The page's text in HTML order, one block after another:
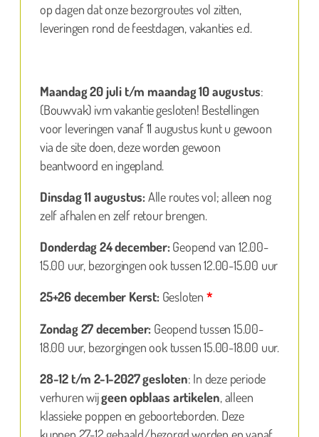
op dagen dat onze bezorgroutes vol zitten,
leveringen rond de feestdagen, vakanties e.d.
Maandag 20 juli t/m maandag 10 augustus:
(Bouwvak) ivm vakantie gesloten! Bestellingen
voor leveringen vanaf 11 augustus kunt u gewoon
via de site doen, deze worden gewoon
beantwoord en ingepland.
Dinsdag 11 augustus:Alle routes vol; alleen nog
zelf afhalen en zelf retour brengen.
Donderdag 24 december:Geopend van 12.00-
15.00 uur, bezorgingen ook tussen 12.00-15.00 uur
25+26 december Kerst:Gesloten *
Zondag 27 december: Geopend tussen 15.00-
18.00 uur, bezorgingen ook tussen 15.00-18.00 uur.
28-12 t/m 2-1-2027 gesloten: In deze periode
verhuren wijgeen opblaas artikelen, alleen
klassieke poppen en geboorteborden. Deze
kunnen 27-12 gehaald/bezorgd worden en vanaf